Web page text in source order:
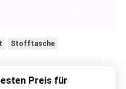
Stofftasche
Preis für